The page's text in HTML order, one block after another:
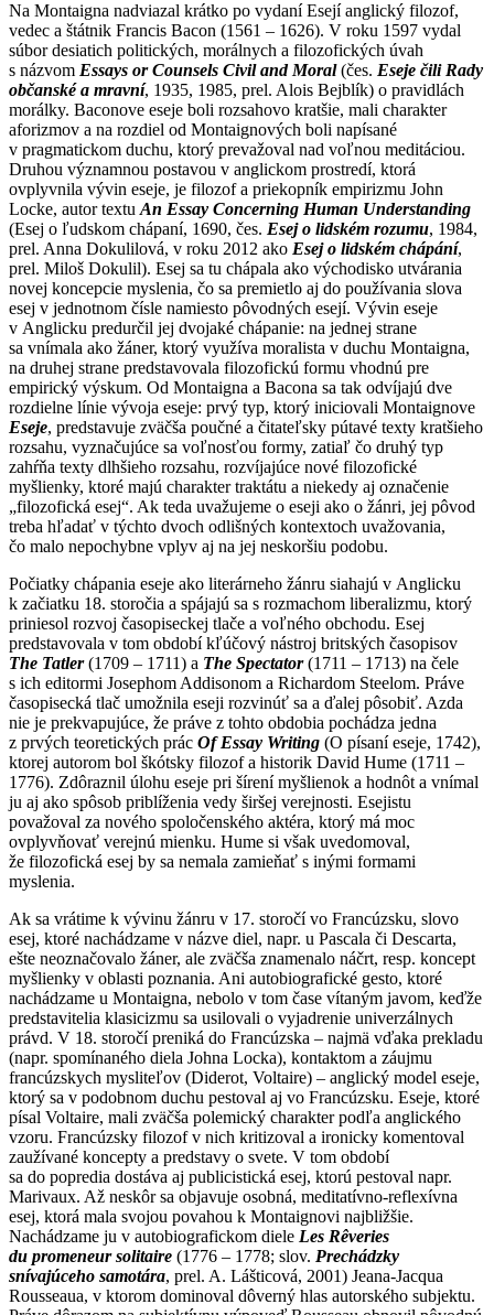
Na Montaigna nadviazal krátko po vydaní Esejí anglický filozof,
vedec a štátnik Francis Bacon (1561 – 1626). V roku 1597 vydal
súbor desiatich politických, morálnych a filozofických úvah
s názvom Essays or Counsels Civil and Moral(čes. Eseje čili Rady
občanské a mravní, 1935, 1985, prel. Alois Bejblík) o pravidlách
morálky. Baconove eseje boli rozsahovo kratšie, mali charakter
aforizmov a na rozdiel od Montaignových boli napísané
v pragmatickom duchu, ktorý prevažoval nad voľnou meditáciou.
Druhou významnou postavou v anglickom prostredí, ktorá
ovplyvnila vývin eseje, je filozof a priekopník empirizmu John
Locke, autor textu An Essay Concerning Human Understanding
(Esej o ľudskom chápaní, 1690, čes. Esej o lidském rozumu, 1984,
prel. Anna Dokulilová, v roku 2012 ako Esej o lidském chápání,
prel. Miloš Dokulil). Esej sa tu chápala ako východisko utvárania
novej koncepcie myslenia, čo sa premietlo aj do používania slova
esej v jednotnom čísle namiesto pôvodných esejí. Vývin eseje
v Anglicku predurčil jej dvojaké chápanie: na jednej strane
sa vnímala ako žáner, ktorý využíva moralista v duchu Montaigna,
na druhej strane predstavovala filozofickú formu vhodnú pre
empirický výskum. Od Montaigna a Bacona sa tak odvíjajú dve
rozdielne línie vývoja eseje: prvý typ, ktorý iniciovali Montaignove
Eseje, predstavuje zväčša poučné a čitateľsky pútavé texty kratšieho
rozsahu, vyznačujúce sa voľnosťou formy, zatiaľ čo druhý typ
zahŕňa texty dlhšieho rozsahu, rozvíjajúce nové filozofické
myšlienky, ktoré majú charakter traktátu a niekedy aj označenie
„filozofická esej“. Ak teda uvažujeme o eseji ako o žánri, jej pôvod
treba hľadať v týchto dvoch odlišných kontextoch uvažovania,
čo malo nepochybne vplyv aj na jej neskoršiu podobu.
Počiatky chápania eseje ako literárneho žánru siahajú v Anglicku
k začiatku 18. storočia a spájajú sa s rozmachom liberalizmu, ktorý
priniesol rozvoj časopiseckej tlače a voľného obchodu. Esej
predstavovala v tom období kľúčový nástroj britských časopisov
The Tatler(1709 – 1711) a The Spectator(1711 – 1713) na čele
s ich editormi Josephom Addisonom a Richardom Steelom. Práve
časopisecká tlač umožnila eseji rozvinúť sa a ďalej pôsobiť. Azda
nie je prekvapujúce, že práve z tohto obdobia pochádza jedna
z prvých teoretických prác Of Essay Writing (O písaní eseje, 1742),
ktorej autorom bol škótsky filozof a historik David Hume (1711 –
1776). Zdôraznil úlohu eseje pri šírení myšlienok a hodnôt a vnímal
ju aj ako spôsob priblíženia vedy širšej verejnosti. Esejistu
považoval za nového spoločenského aktéra, ktorý má moc
ovplyvňovať verejnú mienku. Hume si však uvedomoval,
že filozofická esej by sa nemala zamieňať s inými formami
myslenia.
Ak sa vrátime k vývinu žánru v 17. storočí vo Francúzsku, slovo
esej, ktoré nachádzame v názve diel, napr. u Pascala či Descarta,
ešte neoznačovalo žáner, ale zväčša znamenalo náčrt, resp. koncept
myšlienky v oblasti poznania. Ani autobiografické gesto, ktoré
nachádzame u Montaigna, nebolo v tom čase vítaným javom, keďže
predstavitelia klasicizmu sa usilovali o vyjadrenie univerzálnych
právd. V 18. storočí preniká do Francúzska – najmä vďaka prekladu
(napr. spomínaného diela Johna Locka), kontaktom a záujmu
francúzskych mysliteľov (Diderot, Voltaire) – anglický model eseje,
ktorý sa v podobnom duchu pestoval aj vo Francúzsku. Eseje, ktoré
písal Voltaire, mali zväčša polemický charakter podľa anglického
vzoru. Francúzsky filozof v nich kritizoval a ironicky komentoval
zaužívané koncepty a predstavy o svete. V tom období
sa do popredia dostáva aj publicistická esej, ktorú pestoval napr.
Marivaux. Až neskôr sa objavuje osobná, meditatívno-reflexívna
esej, ktorá mala svojou povahou k Montaignovi najbližšie.
Nachádzame ju v autobiografickom diele Les Rêveries
du promeneur solitaire (1776 – 1778; slov. Prechádzky
snívajúceho samotára, prel. A. Lášticová, 2001) Jeana-Jacqua
Rousseaua, v ktorom dominoval dôverný hlas autorského subjektu.